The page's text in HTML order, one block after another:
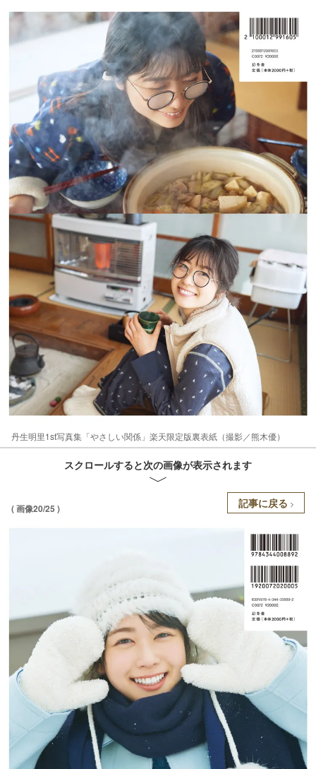
丹生明里1st写真集「やさしい関係」楽天限定版裏表紙（撮影／熊木優）
スクロールすると次の画像が表示されます
( 画像20/25 ) 記事に戻る